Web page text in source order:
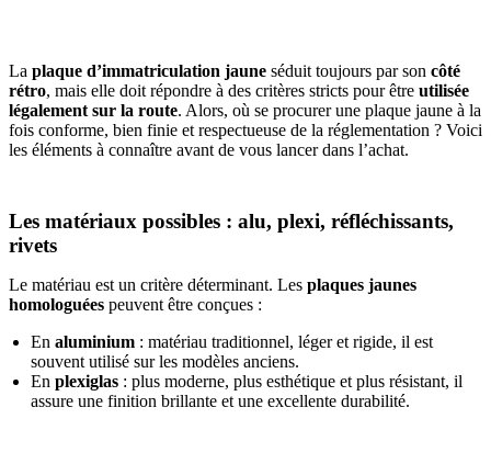
La plaque d’immatriculation jaune séduit toujours par son côté
rétro, mais elle doit répondre à des critères stricts pour être utilisée
légalement sur la route. Alors, où se procurer une plaque jaune à la
fois conforme, bien finie et respectueuse de la réglementation ? Voici
les éléments à connaître avant de vous lancer dans l’achat.
Les matériaux possibles : alu, plexi, réfléchissants,
rivets
Le matériau est un critère déterminant. Les plaques jaunes
homologuées peuvent être conçues :
En aluminium : matériau traditionnel, léger et rigide, il est
souvent utilisé sur les modèles anciens.
En plexiglas : plus moderne, plus esthétique et plus résistant, il
assure une finition brillante et une excellente durabilité.